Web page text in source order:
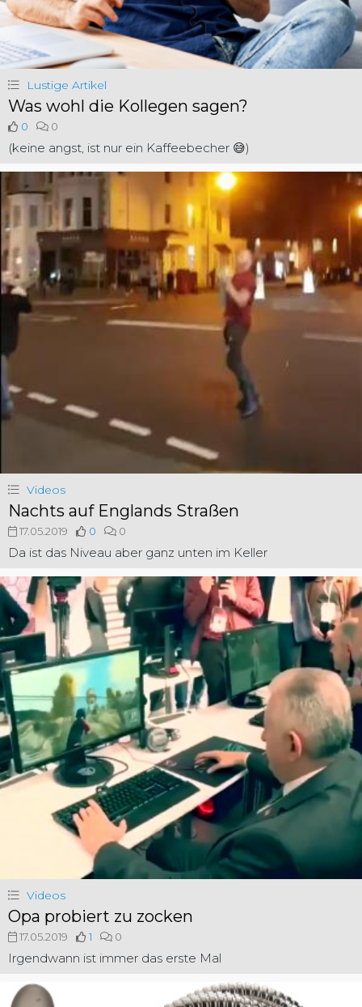
Lustige Artikel
Was wohl die Kollegen sagen?
0 0
(keine angst, ist nur ein Kaffeebecher 😅)
Videos
Nachts auf Englands Straßen
17.05.2019 0 0
Da ist das Niveau aber ganz unten im Keller
Videos
Opa probiert zu zocken
17.05.2019 1 0
Irgendwann ist immer das erste Mal